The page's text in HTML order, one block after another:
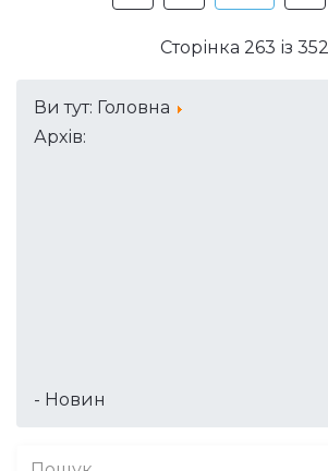
Сторінка 263 із 352
Ви тут: Головна
Архів:
- Новин